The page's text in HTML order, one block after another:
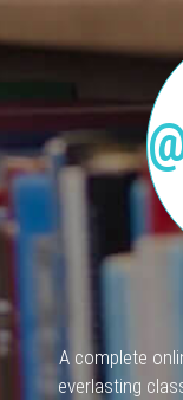
A complete
everlasting